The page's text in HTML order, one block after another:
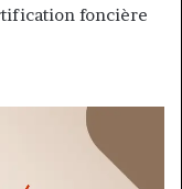
foncière